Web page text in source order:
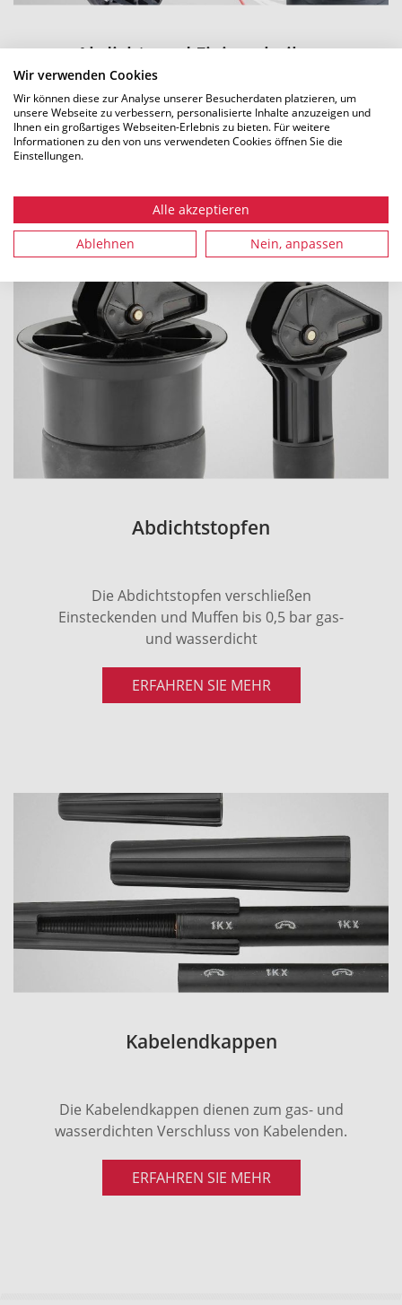
Wir verwenden Cookies
Wir können diese zur Analyse unserer Besucherdaten platzieren, um
unsere Webseite zu verbessern, personalisierte Inhalte anzuzeigen und
Ihnen ein großartiges Webseiten-Erlebnis zu bieten. Für weitere
Informationen zu den von uns verwendeten Cookies öffnen Sie die
Einstellungen.
Alle akzeptieren
Ablehnen Nein, anpassen
Abdicht- und Fixierscheiben
Mit den teilbaren Abdicht- und
Fixierscheiben lässt sich der Hohlraum
zwischen Kabelkanal- und Mehrfachrohr gas-
ERFAHREN SIE MEHR
Abdichtstopfen
Die Abdichtstopfen verschließen
Einsteckenden und Muffen bis 0,5 bar gas-
und wasserdicht
ERFAHREN SIE MEHR
Kabelendkappen
Die Kabelendkappen dienen zum gas- und
wasserdichten Verschluss von Kabelenden.
ERFAHREN SIE MEHR